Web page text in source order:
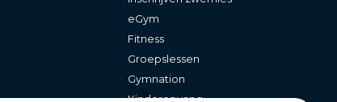
eGym
Fitness
Groepslessen
Gymnation
Kinderopvang